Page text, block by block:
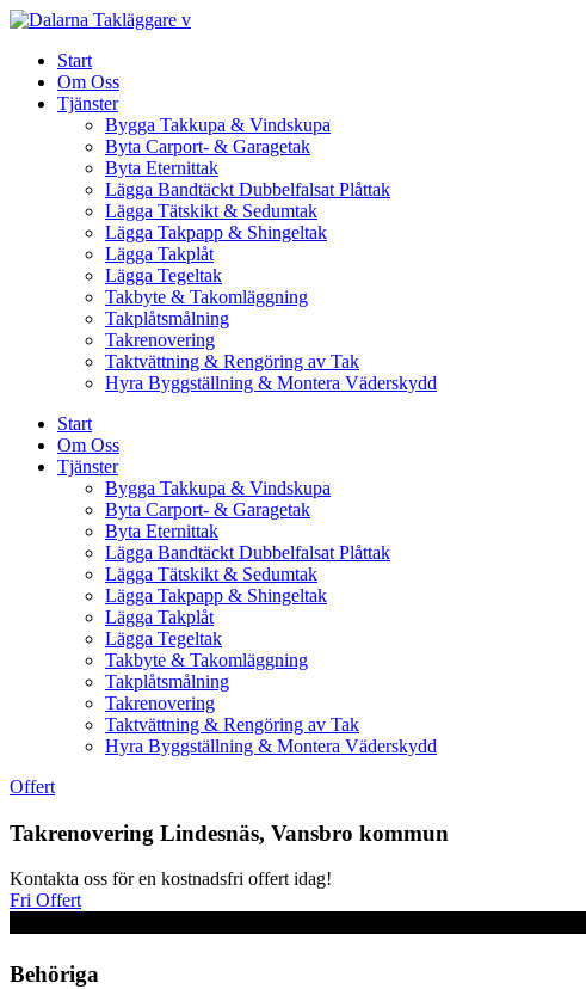
Skip
contentStart
Om Oss
Tjänster
Bygga Takkupa & Vindskupa
Byta Carport- & Garagetak
Byta Eternittak
Lägga Bandtäckt Dubbelfalsat Plåttak
Lägga Tätskikt & Sedumtak
Lägga Takpapp & Shingeltak
Lägga Takplåt
Lägga Tegeltak
Takbyte & Takomläggning
Takplåtsmålning
Takrenovering
Taktvättning & Rengöring av Tak
Hyra Byggställning & Montera Väderskydd
Start
Om Oss
Tjänster
Bygga Takkupa & Vindskupa
Byta Carport- & Garagetak
Byta Eternittak
Lägga Bandtäckt Dubbelfalsat Plåttak
Lägga Tätskikt & Sedumtak
Lägga Takpapp & Shingeltak
Lägga Takplåt
Lägga Tegeltak
Takbyte & Takomläggning
Takplåtsmålning
Takrenovering
Taktvättning & Rengöring av Tak
Hyra Byggställning & Montera Väderskydd
Offert
Takrenovering Lindesnäs, Vansbro kommun
Kontakta oss för en kostnadsfri offert idag!
Fri Offert
Behöriga